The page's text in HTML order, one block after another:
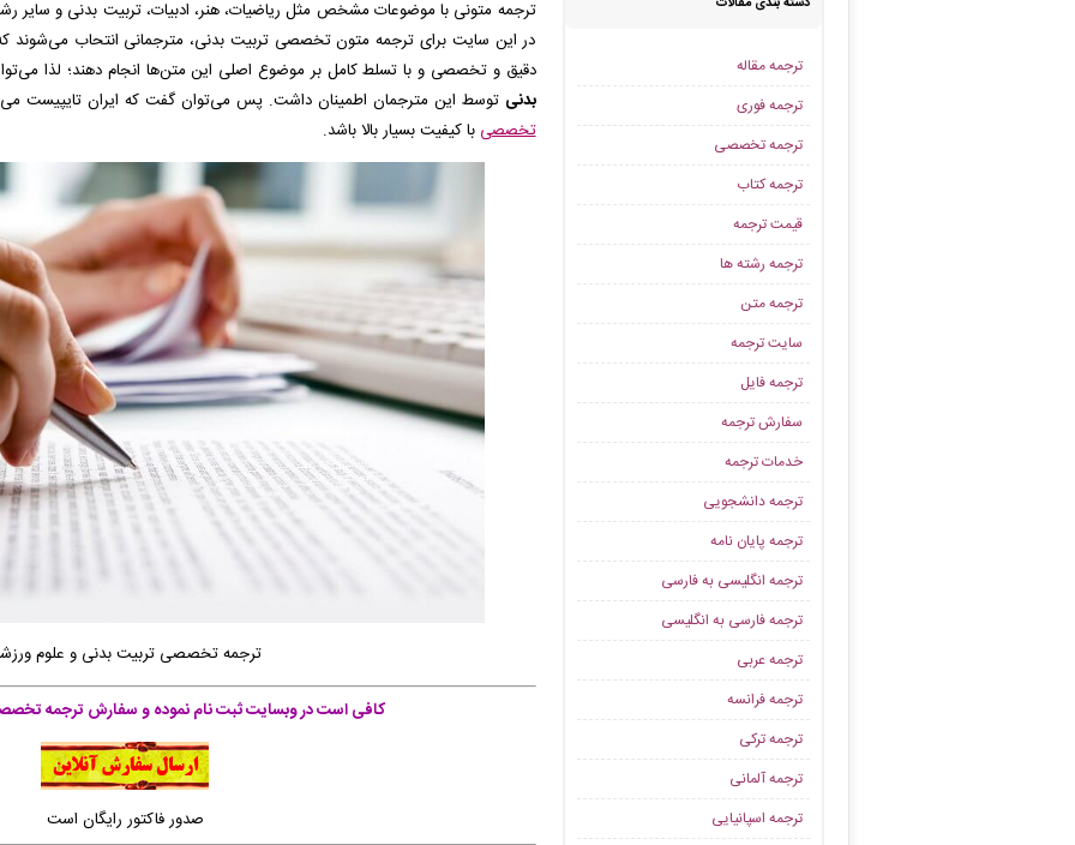
ترجمه مقاله
ترجمه فوری
ترجمه تخصصی
ترجمه کتاب
قیمت ترجمه
ترجمه رشته ها
ترجمه متن
سایت ترجمه
ترجمه فایل
سفارش ترجمه
خدمات ترجمه
ترجمه دانشجویی
ترجمه پایان نامه
ترجمه انگلیسی به فارسی
ترجمه فارسی به انگلیسی
ترجمه عربی
ترجمه فرانسه
ترجمه ترکی
ترجمه آلمانی
ترجمه اسپانیایی
ترجمه متونی با موضوعات مشخص مثل ریاضیات، هنر، ادبیات، تربیت بدنی و
در این سایت برای ترجمه متون تخصصی تربیت بدنی، مترجمانی انتحاب می‌شوند
دقیق و تخصصی و با تسلط کامل بر موضوع اصلی این متن‌ها انجام دهند؛ لذا
بدنی توسط این مترجمان اطمینان داشت. پس می‌توان گفت که ایران تایپیست
تخصصی با کیفیت بسیار بالا باشد.
ترجمه تخصصی تربیت بدنی و علوم
کافی است در وبسایت ثبت نام نموده و سفارش ترجمه
صدور فاکتور رایگان است